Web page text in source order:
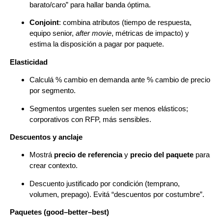
barato/caro” para hallar banda óptima.
Conjoint: combina atributos (tiempo de respuesta,
equipo senior, after movie, métricas de impacto) y
estima la disposición a pagar por paquete.
Elasticidad
Calculá % cambio en demanda ante % cambio de precio
por segmento.
Segmentos urgentes suelen ser menos elásticos;
corporativos con RFP, más sensibles.
Descuentos y anclaje
Mostrá precio de referenciay precio del paquete para
crear contexto.
Descuento justificado por condición (temprano,
volumen, prepago). Evitá “descuentos por costumbre”.
Paquetes (good–better–best)